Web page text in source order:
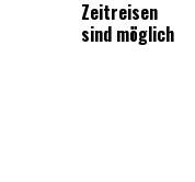
Zeitreisen
sind möglich